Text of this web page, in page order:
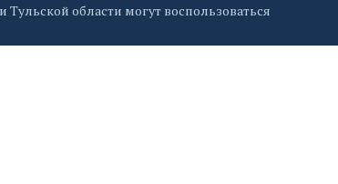
области могут воспользоваться